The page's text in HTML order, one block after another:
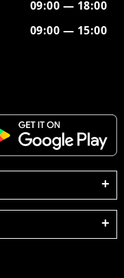
09:00 — 18:00
09:00 — 15:00